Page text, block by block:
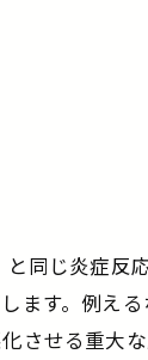
同じ炎症反応
す。例える
させる重大